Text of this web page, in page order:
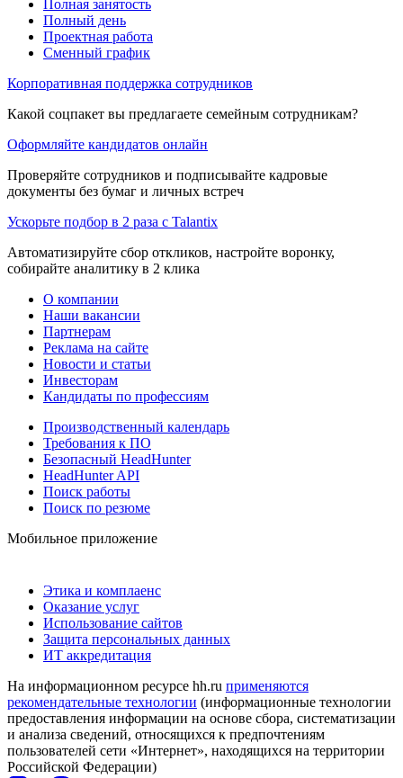
Полная занятость
Полный день
Проектная работа
Сменный график
Корпоративная поддержка сотрудников
Какой соцпакет вы предлагаете семейным сотрудникам?
Оформляйте кандидатов онлайн
Проверяйте сотрудников и подписывайте кадровые
документы без бумаг и личных встреч
Ускорьте подбор в 2 раза с Talantix
Автоматизируйте сбор откликов, настройте воронку,
собирайте аналитику в 2 клика
О компании
Наши вакансии
Партнерам
Реклама на сайте
Новости и статьи
Инвесторам
Кандидаты по профессиям
Производственный календарь
Требования к ПО
Безопасный HeadHunter
HeadHunter API
Поиск работы
Поиск по резюме
Мобильное приложение
Этика и комплаенс
Оказание услуг
Использование сайтов
Защита персональных данных
ИТ аккредитация
На информационном ресурсе hh.ru применяются
рекомендательные технологии (информационные технологии
предоставления информации на основе сбора, систематизации
и анализа сведений, относящихся к предпочтениям
пользователей сети «Интернет», находящихся на территории
Российской Федерации)